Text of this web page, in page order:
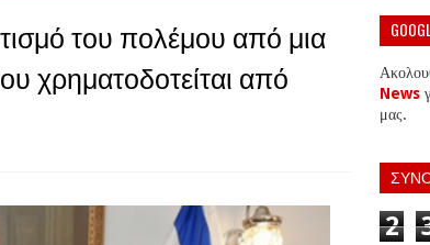
του πολέμου από μια
χρηματοδοτείται από
News
μας.
2